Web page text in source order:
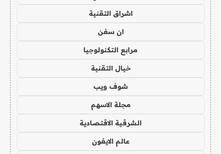
اشراق التقنية
ان سفن
مرابع التكنولوجيا
خيال التقنية
شوف ويب
مجلة الاسهم
الشرقية الاقتصادية
عالم الايفون